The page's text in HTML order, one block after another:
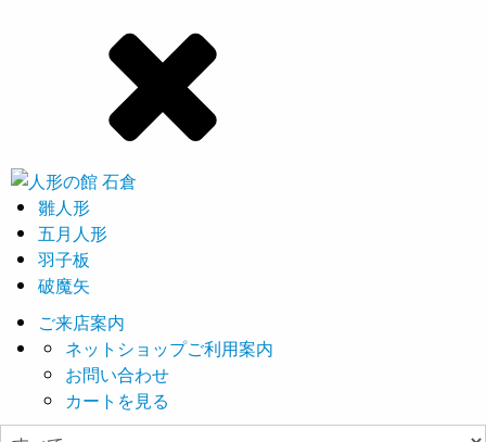
雛人形
五月人形
羽子板
破魔矢
ご来店案内
ネットショップご利用案内
お問い合わせ
カートを見る